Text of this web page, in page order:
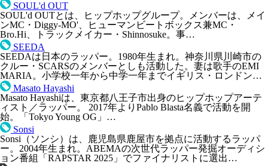
SOUL'd OUT
SOUL'd OUTとは、ヒップホップグループ。メンバーは、メイ
ンMC・Diggy-MO'、ヒューマンビートボックス兼MC・
Bro.Hi、トラックメイカー・Shinnosuke。事…
SEEDA
SEEDAは日本のラッパー。1980年生まれ。神奈川県川崎市の
クルー・SCARSのメンバーとしも活動した。妻は歌手のEMI
MARIA。小学校一年から中学一年までイギリス・ロンドン…
Masato Hayashi
Masato Hayashiは、東京都八王子市出身のヒップホップアーテ
ィスト／ラッパー。 2017年よりPablo Blasta名義で活動を開
始。「Tokyo Young OG」…
Sonsi
Sonsi（ソンシ）は、鹿児島県鹿屋市を拠点に活動するラッパ
ー。2004年生まれ。ABEMAの次世代ラッパー発掘オーディシ
ョン番組「RAPSTAR 2025」でファイナリストに選出…